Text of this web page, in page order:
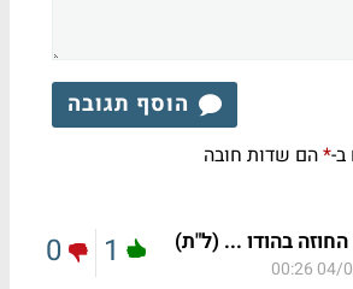
הוסף תגובה
ב-*הם שדות חובה
בהודו ... (ל"ת)
04/
1
0